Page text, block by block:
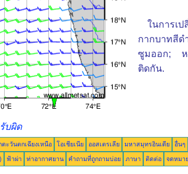
ในการ
กากบาทสีด
ซูมออก; หรื
ติดกัน.
บผิด
ะวันตกเฉียงเหนือ โอเชียเนีย ออสเตรเลีย มหาสมุทรอินเดีย อื่นๆ
ฟ้าผ่า ท่าอากาศยาน คำถามที่ถูกถามบ่อย ภาษา ติดต่อ จดหมา